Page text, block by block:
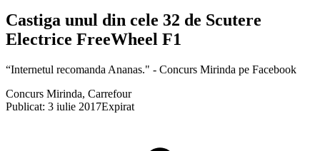
Castiga unul din cele 32 de Scutere
Electrice FreeWheel F1
“Internetul recomanda Ananas." - Concurs Mirinda pe Facebook
Concurs Mirinda, Carrefour
Publicat: 3 iulie 2017Expirat